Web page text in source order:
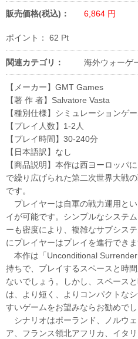
販売価格(税込)： 6,864 円
ポイント： 62 Pt
関連カテゴリ： 海外ウォーゲ
【メーカー】GMT Games
【著 作 者】Salvatore Vasta
【種別仕様】シミュレーションゲ
【プレイ人数】1-2人
【プレイ時間】30-240分
【日本語訳】なし
【商品説明】本作は西ヨーロッパ
で繰り広げられた第二次世界大戦
です。
プレイヤーは自軍の戦力運用と
イが可能です。シンプルなシステ
ーも密度により、複雑なサブシス
にプレイヤーはプレイを進行できま
本作は「Unconditional
持ちで、プレイするスペースと時
ないでしょう。しかし、スペース
は、より短く、よりコンパクトな
すいゲームをお望みならお勧めでし
シナリオはポーランド、ノルウ
ア、フランス領北アフリカ、イタ